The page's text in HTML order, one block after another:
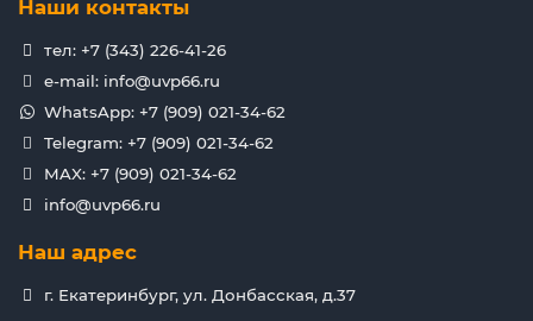
Наши контакты
тел: +7 (343) 226-41-26
e-mail: info@uvp66.ru
WhatsApp: +7 (909) 021-34-62
Telegram: +7 (909) 021-34-62
MAX: +7 (909) 021-34-62
info@uvp66.ru
Наш адрес
г. Екатеринбург, ул. Донбасская, д.37